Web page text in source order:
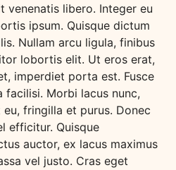
venenatis libero. Integer eu
ipsum. Quisque dictum
Nullam arcu ligula, finibus
lobortis elit. Ut eros erat,
imperdiet porta est. Fusce
facilisi. Morbi lacus nunc,
fringilla et purus. Donec
efficitur. Quisque
auctor, ex lacus maximus
vel justo. Cras eget